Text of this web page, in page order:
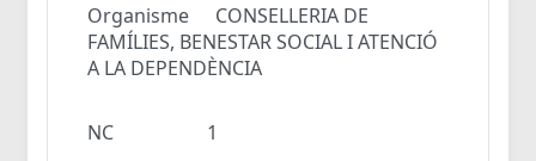
Organisme
CONSELLERIA DE
FAMÍLIES, BENESTAR SOCIAL I ATENCIÓ
A LA DEPENDÈNCIA
NC 1